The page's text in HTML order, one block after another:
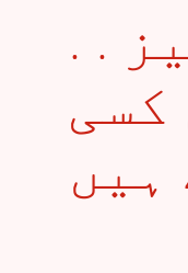
. . وُہ جس پہ مرتا ہے آخر وُہ چیز
کسی